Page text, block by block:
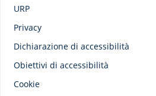
URP
Privacy
Dichiarazione di accessibilità
Obiettivi di accessibilità
Cookie